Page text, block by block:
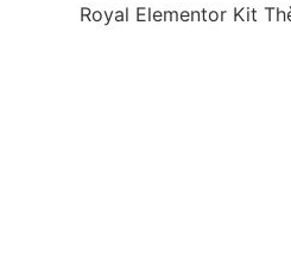
Royal Elementor Kit